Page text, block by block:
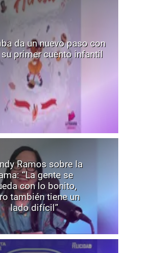
da un nuevo paso con
su primer cuento infantil
Ramos sobre la
“La gente se
con lo bonito,
también tiene un
lado difícil”